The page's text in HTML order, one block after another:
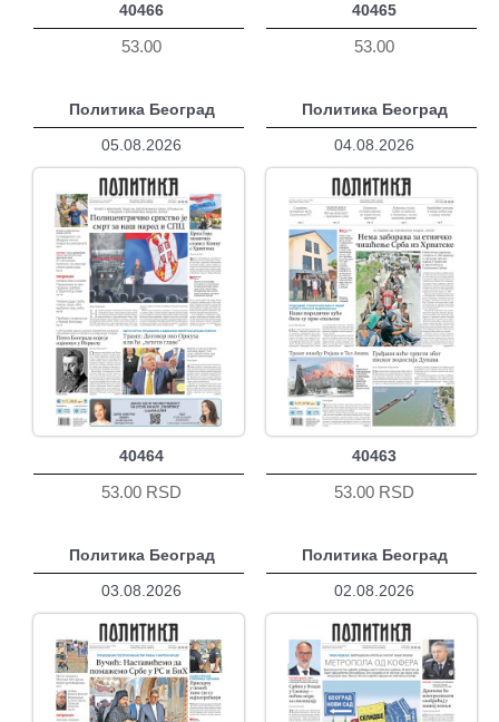
40466
53.00
40465
53.00
Политика Београд
05.08.2026
40464
53.00 RSD
Политика Београд
04.08.2026
40463
53.00 RSD
Политика Београд
03.08.2026
Политика Београд
02.08.2026